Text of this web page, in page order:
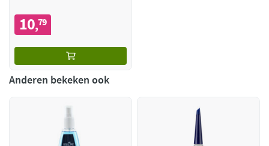
10,79
Anderen bekeken ook